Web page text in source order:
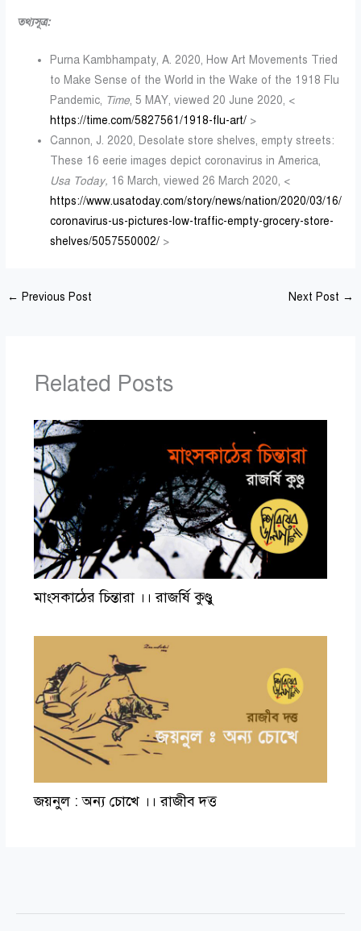
তথ্যসূত্র:
Purna Kambhampaty, A. 2020, How Art Movements Tried
to Make Sense of the World in the Wake of the 1918 Flu
Pandemic, Time, 5 MAY, viewed 20 June 2020, <
https://time.com/5827561/1918-flu-art/ >
Cannon, J. 2020, Desolate store shelves, empty streets:
These 16 eerie images depict coronavirus in America,
Usa Today, 16 March, viewed 26 March 2020, <
https://www.usatoday.com/story/news/nation/2020/03/16/
coronavirus-us-pictures-low-traffic-empty-grocery-store-
shelves/5057550002/ >
← Previous Post Next Post →
Related Posts
মাংসকাঠের চিন্তারা ।। রাজর্ষি কুণ্ডু
জয়নুল : অন্য চোখে ।। রাজীব দত্ত